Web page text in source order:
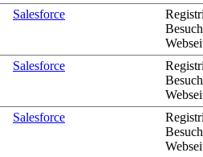
Salesforce
Salesforce
Salesforce